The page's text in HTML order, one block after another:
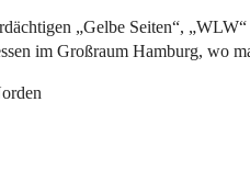
„Gelbe Seiten“,
im Großraum Hamburg, wo